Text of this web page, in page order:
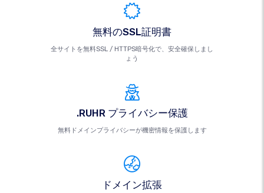
無料のSSL証明書
全サイトを無料SSL / HTTPS暗号化で、安全確保しまし
ょう
.RUHR プライバシー保護
無料ドメインプライバシーが機密情報を保護します
ドメイン拡張